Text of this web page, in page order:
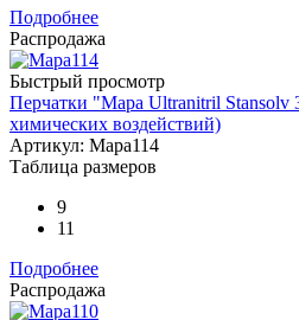
Подробнее
Распродажа
Быстрый просмотр
Перчатки "Mapa Ultranitril Stansolv
химических воздействий)
Артикул: Mapa114
Таблица размеров
9
11
Подробнее
Распродажа